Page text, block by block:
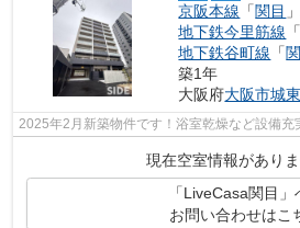
京阪本線 「関目
地下鉄今里筋線 「
地下鉄谷町線 「
築1年
大阪府大阪市城
2025年2月新築物件です！浴室乾燥など設備充
現在空室情報がありま
「LiveCasa関目」
お問い合わせはこ